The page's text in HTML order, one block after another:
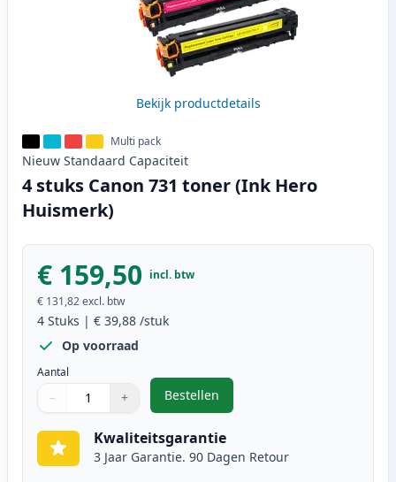
Bekijk productdetails
Multi pack
Nieuw Standaard Capaciteit
4 stuks Canon 731 toner (Ink Hero
Huismerk)
€ 159,50 incl. btw
€ 131,82excl. btw
4 Stuks | € 39,88 /stuk
Op voorraad
Aantal
Gebruik de knoppen om aan te passen
− +
1
Bestellen
,4 stuks Canon 731 toner (Ink
Kwaliteitsgarantie
3 Jaar Garantie. 90 Dagen Retour